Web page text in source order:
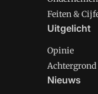
Feiten &
Uitgelicht
Opinie
Achtergrond
Nieuws